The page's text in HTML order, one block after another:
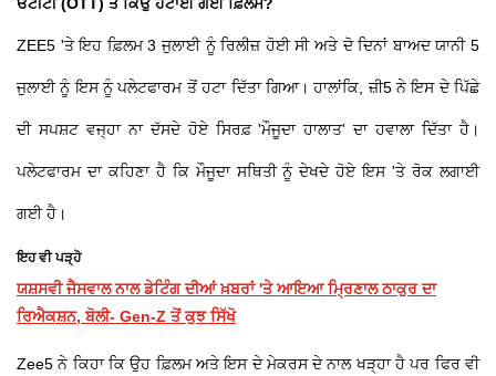
ZEE5 'ਤੇ ਇਹ ਫ਼ਿਲਮ 3 ਜੁਲਾਈ ਨੂੰ ਰਿਲੀਜ਼ ਹੋਈ ਸੀ ਅਤੇ ਦੋ ਦਿਨਾਂ ਬਾਅਦ ਯਾਨੀ 5
ਜੁਲਾਈ ਨੂੰ ਇਸ ਨੂੰ ਪਲੇਟਫਾਰਮ ਤੋਂ ਹਟਾ ਦਿੱਤਾ ਗਿਆ। ਹਾਲਾਂਕਿ, ਜ਼ੀ5 ਨੇ ਇਸ ਦੇ ਪਿੱਛੇ
ਦੀ ਸਪਸ਼ਟ ਵਜ੍ਹਾ ਨਾ ਦੱਸਦੇ ਹੋਏ ਸਿਰਫ਼ 'ਮੌਜੂਦਾ ਹਾਲਾਤ' ਦਾ ਹਵਾਲਾ ਦਿੱਤਾ ਹੈ।
ਪਲੇਟਫਾਰਮ ਦਾ ਕਹਿਣਾ ਹੈ ਕਿ ਮੌਜੂਦਾ ਸਥਿਤੀ ਨੂੰ ਦੇਖਦੇ ਹੋਏ ਇਸ 'ਤੇ ਰੋਕ ਲਗਾਈ
ਗਈ ਹੈ।
ਇਹ ਵੀ ਪੜ੍ਹੋ
ਯਸ਼ਸਵੀ ਜੈਸਵਾਲ ਨਾਲ ਡੇਟਿੰਗ ਦੀਆਂ ਖ਼ਬਰਾਂ 'ਤੇ ਆਇਆ ਮ੍ਰਿਣਾਲ ਠਾਕੁਰ ਦਾ
ਰਿਐਕਸ਼ਨ, ਬੋਲੀ- Gen-Z ਤੋਂ ਕੁਝ ਸਿੱਖੋ
Zee5 ਨੇ ਕਿਹਾ ਕਿ ਉਹ ਫ਼ਿਲਮ ਅਤੇ ਇਸ ਦੇ ਮੇਕਰਸ ਦੇ ਨਾਲ ਖੜ੍ਹਾ ਹੈ ਪਰ ਫਿਰ ਵੀ